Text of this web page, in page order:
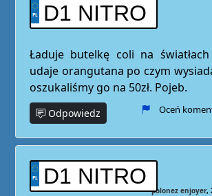
D1 NITRO
Ładuje butelkę coli na
udaje orangutana po czym
oszukaliśmy go na 50zł. Pojeb.
Odpowiedz Oceń
D1 NITRO
polonez enjoyer